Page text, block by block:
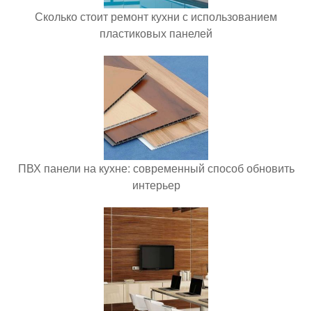
Сколько стоит ремонт кухни с использованием
пластиковых панелей
ПВХ панели на кухне: современный способ обновить
интерьер